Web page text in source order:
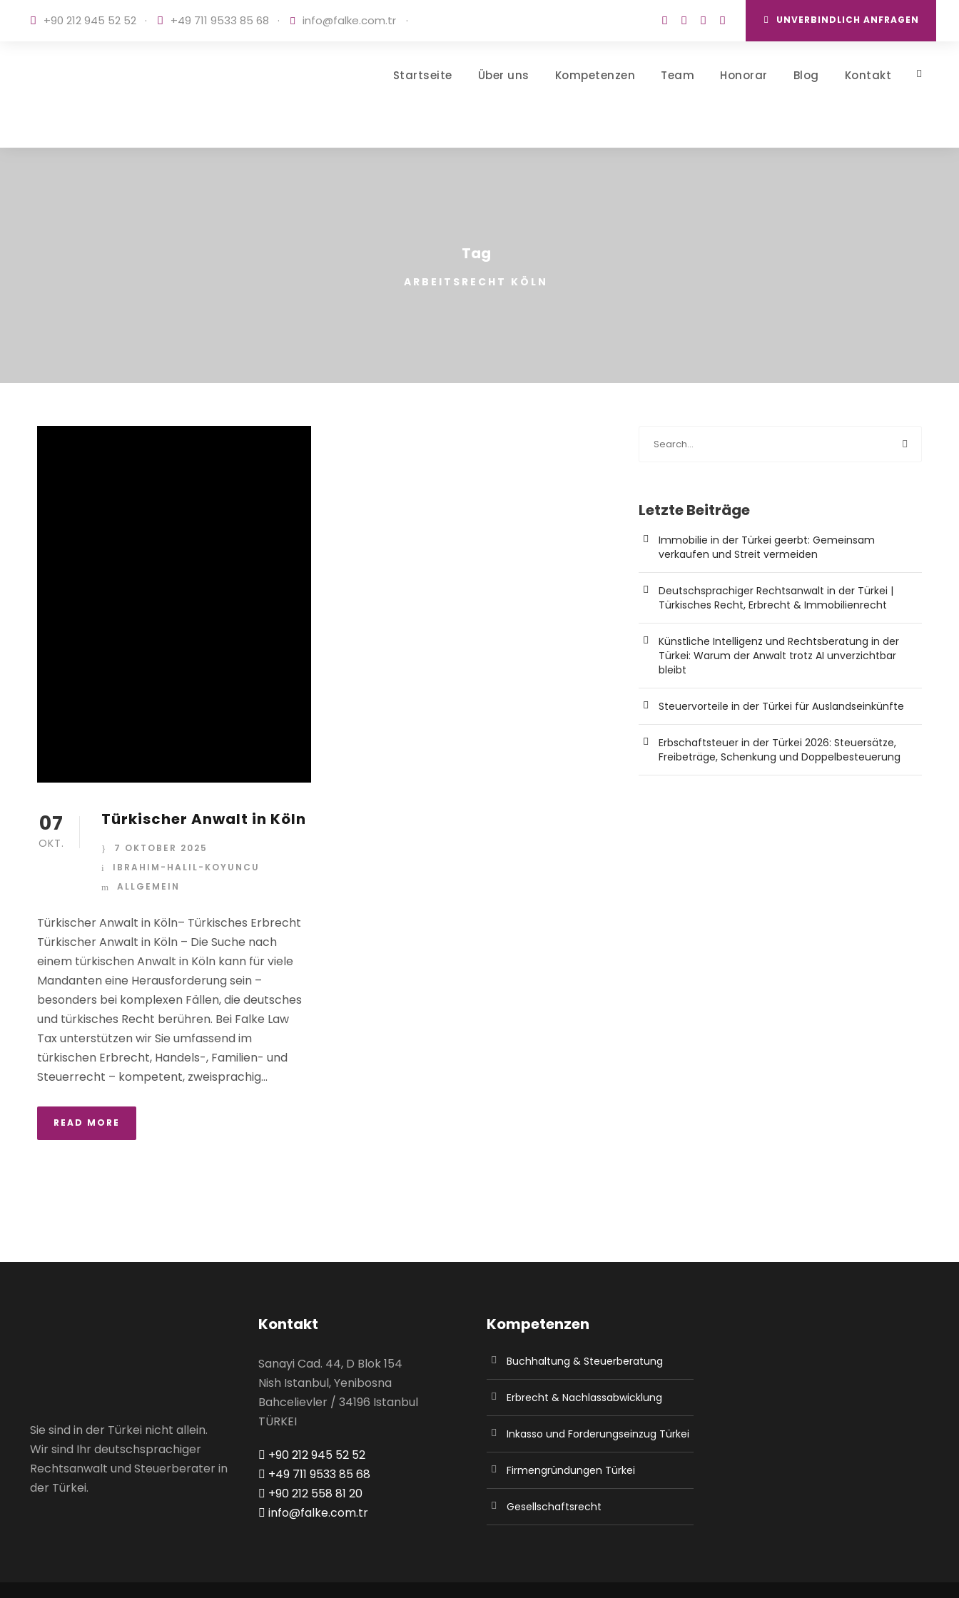
+90 212 945 52 52 · +49 711 9533 85 68 · info@falke.com.tr · UNVERBINDLICH ANFRAGEN
Startseite Über uns Kompetenzen Team Honorar Blog Kontakt
Tag
ARBEITSRECHT KÖLN
07
OKT.
Türkischer Anwalt in Köln
7 OKTOBER 2025
IBRAHIM-HALIL-KOYUNCU
ALLGEMEIN
Türkischer Anwalt in Köln– Türkisches Erbrecht
Türkischer Anwalt in Köln – Die Suche nach
einem türkischen Anwalt in Köln kann für viele
Mandanten eine Herausforderung sein –
besonders bei komplexen Fällen, die deutsches
und türkisches Recht berühren. Bei Falke Law
Tax unterstützen wir Sie umfassend im
türkischen Erbrecht, Handels-, Familien- und
Steuerrecht – kompetent, zweisprachig...
READ MORE
Letzte Beiträge
Immobilie in der Türkei geerbt: Gemeinsam
verkaufen und Streit vermeiden
Deutschsprachiger Rechtsanwalt in der Türkei |
Türkisches Recht, Erbrecht & Immobilienrecht
Künstliche Intelligenz und Rechtsberatung in der
Türkei: Warum der Anwalt trotz AI unverzichtbar
bleibt
Steuervorteile in der Türkei für Auslandseinkünfte
Erbschaftsteuer in der Türkei 2026: Steuersätze,
Freibeträge, Schenkung und Doppelbesteuerung
Sie sind in der Türkei nicht allein.
Wir sind Ihr deutschsprachiger
Rechtsanwalt und Steuerberater in
der Türkei.
Kontakt
Sanayi Cad. 44, D Blok 154
Nish Istanbul, Yenibosna
Bahcelievler / 34196 Istanbul
TÜRKEI
+90 212 945 52 52
+49 711 9533 85 68
+90 212 558 81 20
info@falke.com.tr
Kompetenzen
Buchhaltung & Steuerberatung
Erbrecht & Nachlassabwicklung
Inkasso und Forderungseinzug Türkei
Firmengründungen Türkei
Gesellschaftsrecht